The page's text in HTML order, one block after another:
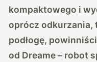
kompaktowego i
oprócz odkurzania,
podłogę,
od Dreame – robot